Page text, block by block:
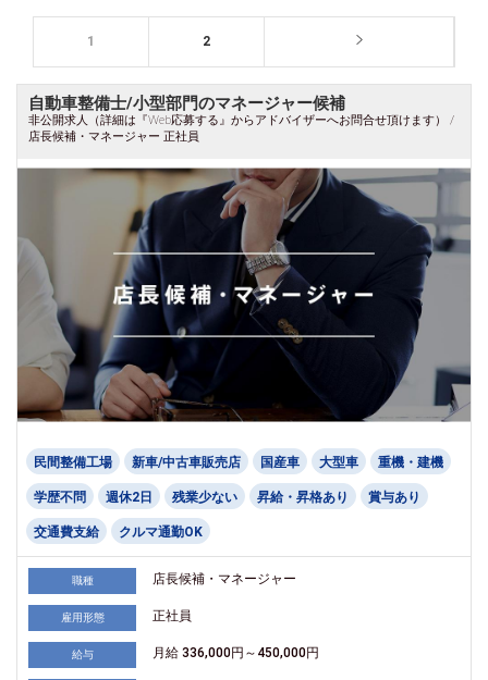
1 2
自動車整備士/小型部門のマネージャー候補
非公開求人（詳細は『Web応募する』からアドバイザーへお問合せ頂けます） /
店長候補・マネージャー 正社員
民間整備工場 新車/中古車販売店 国産車 大型車 重機・建機
学歴不問 週休2日 残業少ない 昇給・昇格あり 賞与あり
交通費支給 クルマ通勤OK
職種 店長候補・マネージャー
雇用形態 正社員
給与 月給 336,000円～450,000円